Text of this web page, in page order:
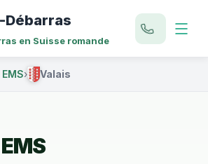
Débarras
en Suisse romande
› Valais